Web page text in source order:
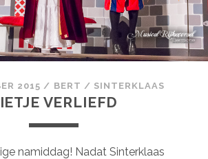
2015 / BERT / SINTERKLAAS
VERLIEFD
namiddag! Nadat Sinterklaas